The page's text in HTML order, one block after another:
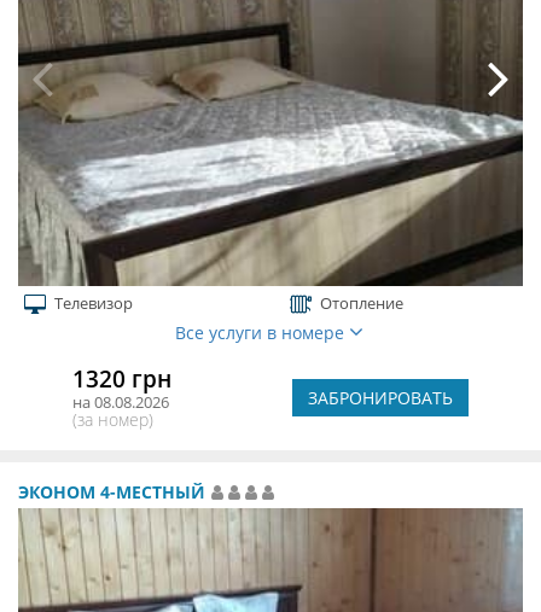
Телевизор Отопление
Все услуги в номере
1320 грн
на 08.08.2026
(за номер)
ЗАБРОНИРОВАТЬ
ЭКОНОМ 4-МЕСТНЫЙ